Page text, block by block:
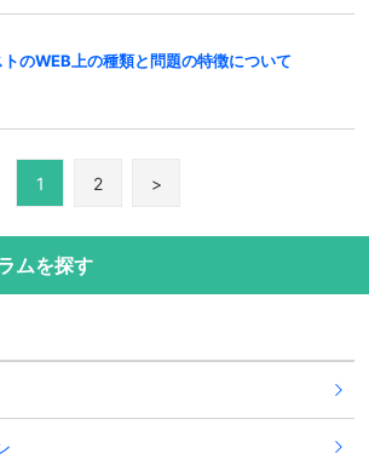
トのWEB上の種類と問題の特徴について
1 2 >
ムを探す